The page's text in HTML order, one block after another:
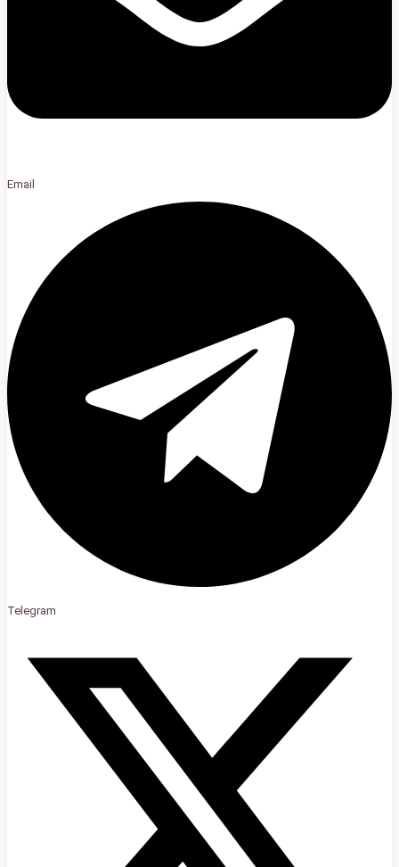
Email
Telegram